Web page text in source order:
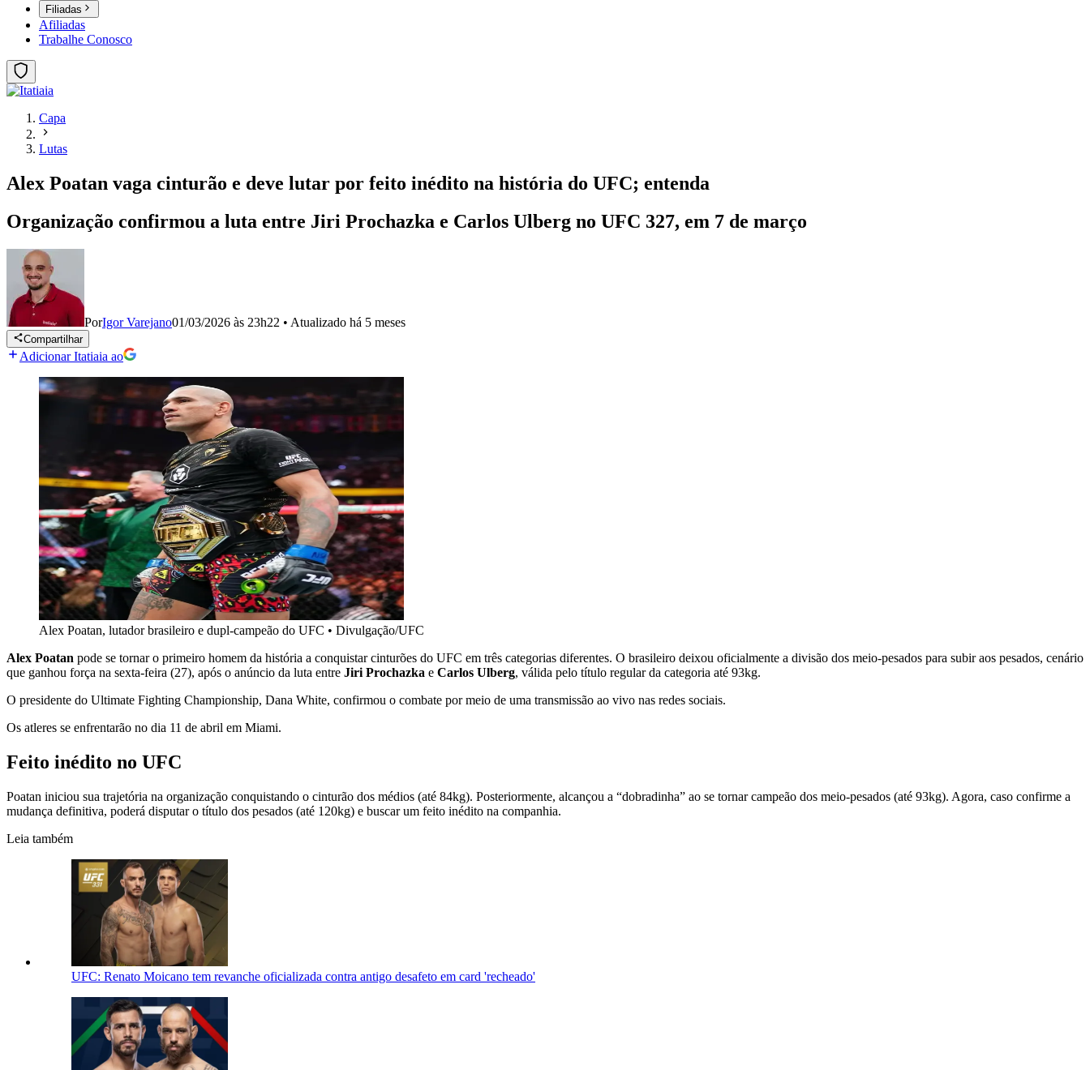
Filiadas
Afiliadas
Trabalhe Conosco
Capa
Lutas
Alex Poatan vaga cinturão e deve lutar por feito inédito na história do UFC; entenda
Organização confirmou a luta entre Jiri Prochazka e Carlos Ulberg no UFC 327, em 7 de março
PorIgor Varejano01/03/2026 às 23h22 • Atualizado há 5 meses
Compartilhar
Adicionar Itatiaia ao
Alex Poatan, lutador brasileiro e dupl-campeão do UFC • Divulgação/UFC
Alex Poatan pode se tornar o primeiro homem da história a conquistar cinturões do UFC em três categorias diferentes. O brasileiro deixou oficialmente a divisão dos meio-pesados para subir aos pesados, cenário
que ganhou força na sexta-feira (27), após o anúncio da luta entre Jiri Prochazka e Carlos Ulberg, válida pelo título regular da categoria até 93kg.
O presidente do Ultimate Fighting Championship, Dana White, confirmou o combate por meio de uma transmissão ao vivo nas redes sociais.
Os atleres se enfrentarão no dia 11 de abril em Miami.
Feito inédito no UFC
Poatan iniciou sua trajetória na organização conquistando o cinturão dos médios (até 84kg). Posteriormente, alcançou a “dobradinha” ao se tornar campeão dos meio-pesados (até 93kg). Agora, caso confirme a
mudança definitiva, poderá disputar o título dos pesados (até 120kg) e buscar um feito inédito na companhia.
Leia também
UFC: Renato Moicano tem revanche oficializada contra antigo desafeto em card 'recheado'